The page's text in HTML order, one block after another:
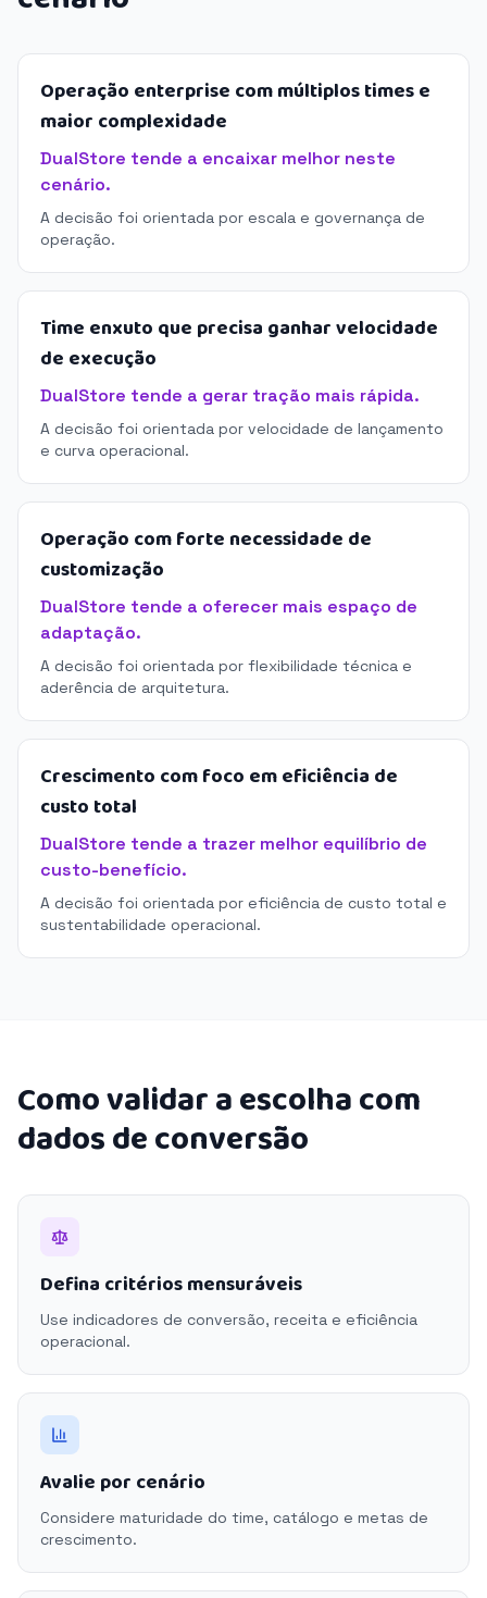
Operação enterprise com múltiplos times e
maior complexidade
DualStore tende a encaixar melhor neste
cenário.
A decisão foi orientada por escala e governança de
operação.
Time enxuto que precisa ganhar velocidade
de execução
DualStore tende a gerar tração mais rápida.
A decisão foi orientada por velocidade de lançamento
e curva operacional.
Operação com forte necessidade de
customização
DualStore tende a oferecer mais espaço de
adaptação.
A decisão foi orientada por flexibilidade técnica e
aderência de arquitetura.
Crescimento com foco em eficiência de
custo total
DualStore tende a trazer melhor equilíbrio de
custo-benefício.
A decisão foi orientada por eficiência de custo total e
sustentabilidade operacional.
Como validar a escolha com
dados de conversão
Defina critérios mensuráveis
Use indicadores de conversão, receita e eficiência
operacional.
Avalie por cenário
Considere maturidade do time, catálogo e metas de
crescimento.